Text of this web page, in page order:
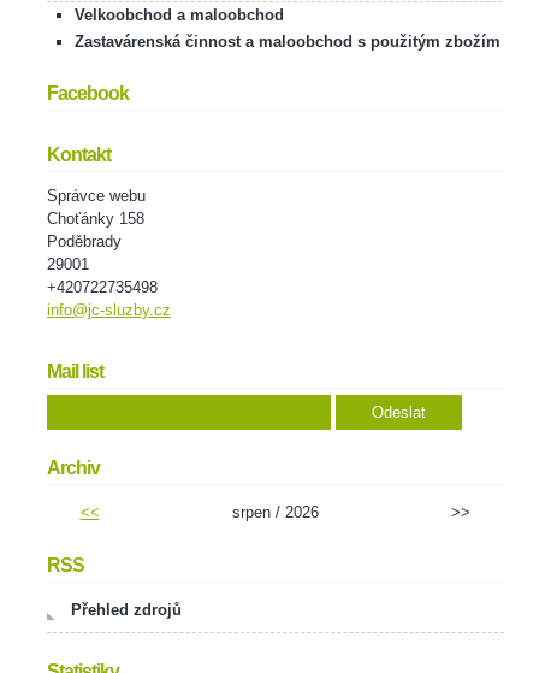
Velkoobchod a maloobchod
Zastavárenská činnost a maloobchod s použitým zbožím
Facebook
Kontakt
Správce webu
Choťánky 158
Poděbrady
29001
+420722735498
info@jc-sluzby.cz
Mail list
Archiv
<< srpen / 2026 >>
RSS
Přehled zdrojů